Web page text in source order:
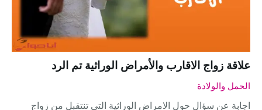
علاقة زواج الاقارب والأمراض الوراثية تم الرد
الحمل والولادة
اجابة عن سؤال حول الامراض الوراثية التي تنتقبل من زواج